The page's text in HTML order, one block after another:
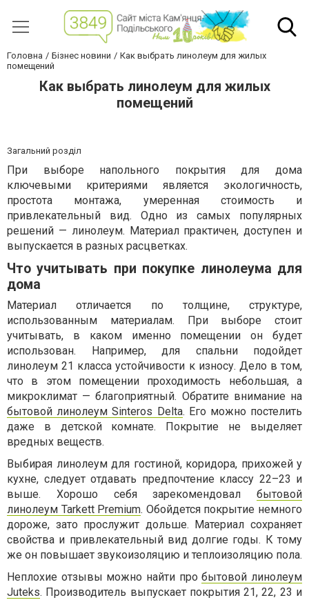
Головна Бізнес новини
Как выбрать линолеум для жилых
помещений
Как выбрать линолеум для жилых
помещений
Загальний розділ
При выборе напольного покрытия для дома
ключевыми критериями является экологичность,
простота монтажа, умеренная стоимость и
привлекательный вид. Одно из самых популярных
решений — линолеум. Материал практичен, доступен и
выпускается в разных расцветках.
Что учитывать при покупке линолеума для
дома
Материал отличается по толщине, структуре,
использованным материалам. При выборе стоит
учитывать, в каком именно помещении он будет
использован. Например, для спальни подойдет
линолеум 21 класса устойчивости к износу. Дело в том,
что в этом помещении проходимость небольшая, а
микроклимат — благоприятный. Обратите внимание на
бытовой линолеум Sinteros Delta. Его можно постелить
даже в детской комнате. Покрытие не выделяет
вредных веществ.
Выбирая линолеум для гостиной, коридора, прихожей у
кухне, следует отдавать предпочтение классу 22–23 и
выше. Хорошо себя зарекомендовал бытовой
линолеум Tarkett Premium. Обойдется покрытие немного
дороже, зато прослужит дольше. Материал сохраняет
свойства и привлекательный вид долгие годы. К тому
же он повышает звукоизоляцию и теплоизоляцию пола.
Неплохие отзывы можно найти пробытовой линолеум
Juteks. Производитель выпускает покрытия 21, 22, 23 и